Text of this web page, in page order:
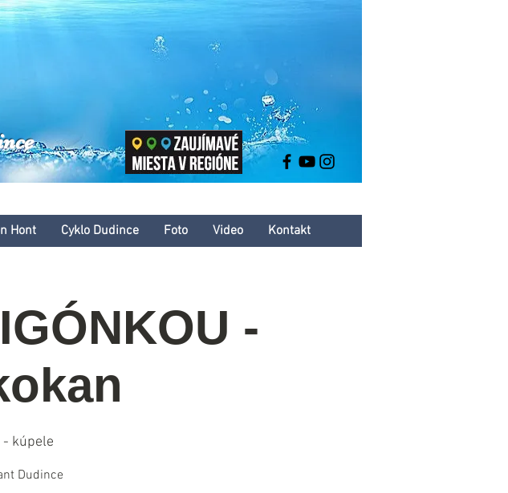
leto
Hont Cyklo Dudince Foto Video Kontakt
-
- kúpele
Dudince